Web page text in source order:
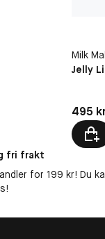
Milk
Jelly
Pris:
495
fri frakt
for 199 kr! Du